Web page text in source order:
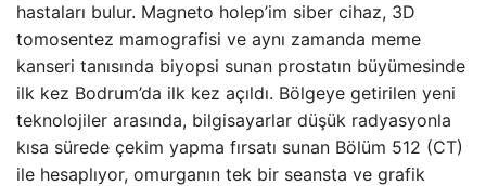
hastaları bulur. Magneto holep’im siber cihaz, 3D
tomosentez mamografisi ve aynı zamanda meme
kanseri tanısında biyopsi sunan prostatın büyümesinde
ilk kez Bodrum’da ilk kez açıldı. Bölgeye getirilen yeni
teknolojiler arasında, bilgisayarlar düşük radyasyonla
kısa sürede çekim yapma fırsatı sunan Bölüm 512 (CT)
ile hesaplıyor, omurganın tek bir seansta ve grafik